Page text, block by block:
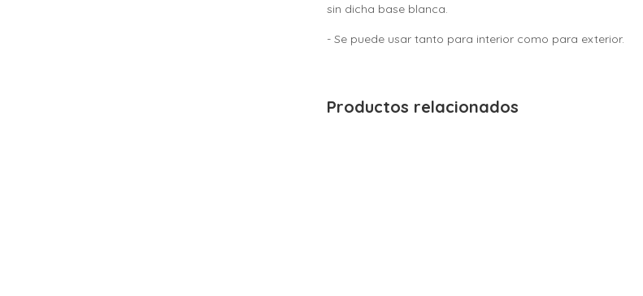
sin dicha base blanca.
- Se puede usar tanto para interior como para exterior.
Productos relacionados